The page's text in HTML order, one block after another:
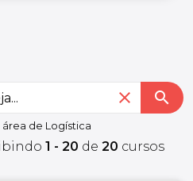
close search
área de Logística
1 - 20 de 20 cursos